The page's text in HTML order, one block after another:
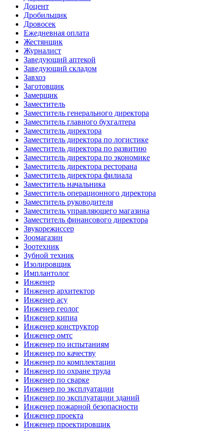
Доцент
Дробильщик
Дровосек
Ежедневная оплата
Жестянщик
Журналист
Заведующий аптекой
Заведующий складом
Завхоз
Заготовщик
Замерщик
Заместитель
Заместитель генерального директора
Заместитель главного бухгалтера
Заместитель директора
Заместитель директора по логистике
Заместитель директора по развитию
Заместитель директора по экономике
Заместитель директора ресторана
Заместитель директора филиала
Заместитель начальника
Заместитель операционного директора
Заместитель руководителя
Заместитель управляющего магазина
Заместитель финансового директора
Звукорежиссер
Зоомагазин
Зоотехник
Зубной техник
Изолировщик
Имплантолог
Инженер
Инженер архитектор
Инженер асу
Инженер геолог
Инженер кипиа
Инженер конструктор
Инженер омтс
Инженер по испытаниям
Инженер по качеству
Инженер по комплектации
Инженер по охране труда
Инженер по сварке
Инженер по эксплуатации
Инженер по эксплуатации зданий
Инженер пожарной безопасности
Инженер проекта
Инженер проектировщик